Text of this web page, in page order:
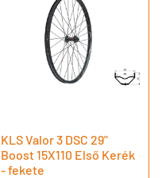
KLS Valor 3 DSC 29"
Boost 15X110 Első Kerék
- fekete